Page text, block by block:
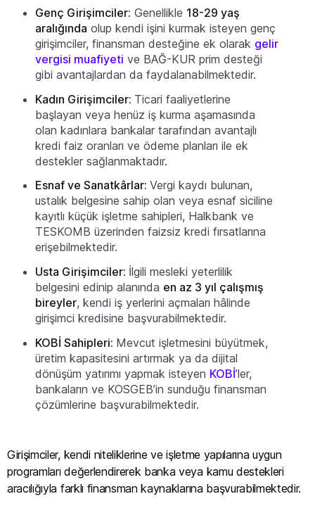
Genç Girişimciler: Genellikle 18-29 yaş
aralığında olup kendi işini kurmak isteyen genç
girişimciler, finansman desteğine ek olarak gelir
vergisi muafiyeti ve BAĞ-KUR prim desteği
gibi avantajlardan da faydalanabilmektedir.
Kadın Girişimciler: Ticari faaliyetlerine
başlayan veya henüz iş kurma aşamasında
olan kadınlara bankalar tarafından avantajlı
kredi faiz oranları ve ödeme planları ile ek
destekler sağlanmaktadır.
Esnaf ve Sanatkârlar: Vergi kaydı bulunan,
ustalık belgesine sahip olan veya esnaf siciline
kayıtlı küçük işletme sahipleri, Halkbank ve
TESKOMB üzerinden faizsiz kredi fırsatlarına
erişebilmektedir.
Usta Girişimciler: İlgili mesleki yeterlilik
belgesini edinip alanında en az 3 yıl çalışmış
bireyler, kendi iş yerlerini açmaları hâlinde
girişimci kredisine başvurabilmektedir.
KOBİ Sahipleri: Mevcut işletmesini büyütmek,
üretim kapasitesini artırmak ya da dijital
dönüşüm yatırımı yapmak isteyen KOBİ’ler,
bankaların ve KOSGEB’in sunduğu finansman
çözümlerine başvurabilmektedir.
Girişimciler, kendi niteliklerine ve işletme yapılarına uygun
programları değerlendirerek banka veya kamu destekleri
aracılığıyla farklı finansman kaynaklarına başvurabilmektedir.